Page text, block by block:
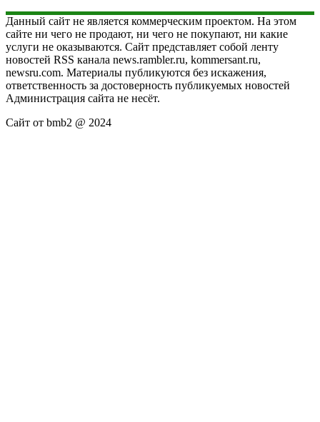
Данный сайт не является коммерческим проектом. На этом
сайте ни чего не продают, ни чего не покупают, ни какие
услуги не оказываются. Сайт представляет собой ленту
новостей RSS канала news.rambler.ru, kommersant.ru,
newsru.com. Материалы публикуются без искажения,
ответственность за достоверность публикуемых новостей
Администрация сайта не несёт.
Сайт от bmb2 @ 2024